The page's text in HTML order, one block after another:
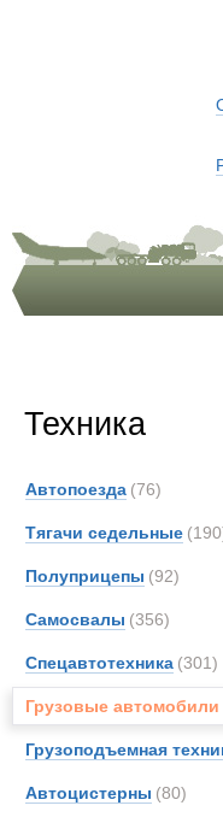
Техника
Автопоезда (76)
Тягачи седельные
Полуприцепы (92)
Самосвалы (356)
Спецавтотехника (301)
Грузовые автомобили
Грузоподъемная
Автоцистерны (80)